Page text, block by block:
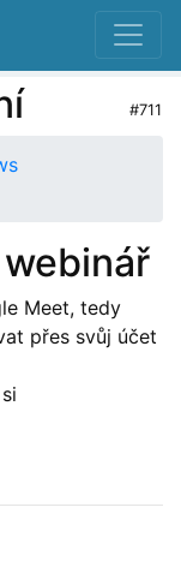
#711
Meet, tedy
přes svůj účet